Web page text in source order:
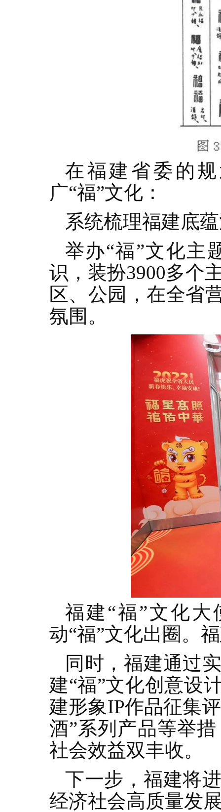
在福建省委的
广“福”文化：
系统梳理福建底
举办“福”文化主
识，装扮3900多个
区、公园，在全省
氛围。
福建“福”文化
动“福”文化出圈。
同时，福建通过
建“福”文化创意设
建形象IP作品征集
酒”系列产品等举
社会效益双丰收。
下一步，福建将
经济社会高质量发